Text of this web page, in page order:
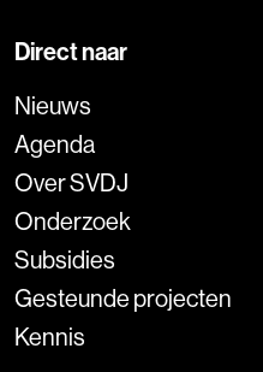
Direct naar
Nieuws
Agenda
Over SVDJ
Onderzoek
Subsidies
Gesteunde projecten
Kennis